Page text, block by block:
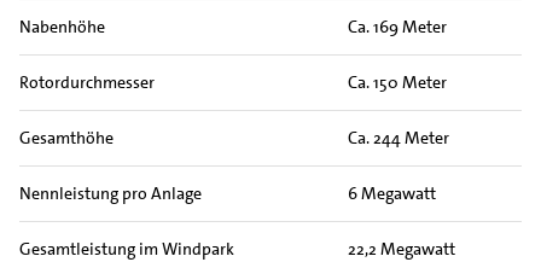
Nabenhöhe Ca. 169 Meter
Rotordurchmesser Ca. 150 Meter
Gesamthöhe Ca. 244 Meter
Nennleistung pro Anlage 6 Megawatt
Gesamtleistung im Windpark 22,2 Megawatt